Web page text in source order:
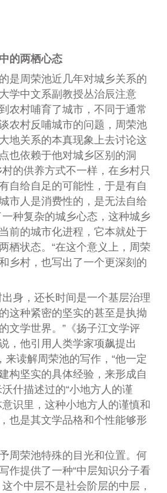
两栖心态
周荣池近几年对城乡关系的
学中文系副教授丛治辰注意
农村哺育了城市，不同于通常
农村反哺城市的问题，周荣池
地关系的本真现象上去讨论这
也依赖于他对城乡区别的洞
村的供养方式不一样，在乡村只
自给自足的可能性，于是有自
市人是消费性的，是无法自给
一种复杂的城乡心态，这种城乡
前的城市化进程，它本就处于
栖状态。“在这个意义上，周荣
乡村，也写出了一个更深刻的
身，还长时间是一个基层治理
这种紧密的坚实的甚至是执拗
文学世界。”《扬子江文学评
，他引用人类学家项飙提出
来读解周荣池的写作，“他一定
构坚实的具体经验，来形成自
什描述过的“小地方人的谨
识里，这种小地方人的谨慎和
也是其文学品格和个性能够形
荣池特殊的目光和位置。何
作提供了一种“中层知识分子看
个中层不是社会阶层的中层，